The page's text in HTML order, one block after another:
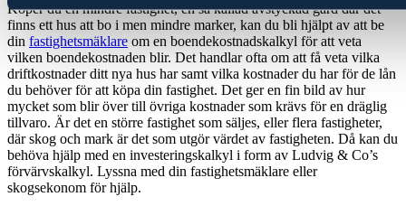
Köper du en mindre fastighet, en så kallad avstyckad gård där det
finns ett hus att bo i men mindre marker, kan du bli hjälpt av att be
din fastighetsmäklare om en boendekostnadskalkyl för att veta
vilken boendekostnaden blir. Det handlar ofta om att få veta vilka
driftkostnader ditt nya hus har samt vilka kostnader du har för de lån
du behöver för att köpa din fastighet. Det ger en fin bild av hur
mycket som blir över till övriga kostnader som krävs för en dräglig
tillvaro. Är det en större fastighet som säljes, eller flera fastigheter,
där skog och mark är det som utgör värdet av fastigheten. Då kan du
behöva hjälp med en investeringskalkyl i form av Ludvig & Co’s
förvärvskalkyl. Lyssna med din fastighetsmäklare eller
skogsekonom för hjälp.